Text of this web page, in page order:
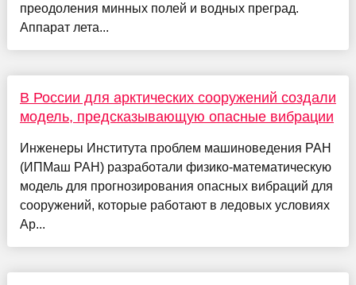
преодоления минных полей и водных преград.
Аппарат лета...
В России для арктических сооружений создали
модель, предсказывающую опасные вибрации
Инженеры Института проблем машиноведения РАН
(ИПМаш РАН) разработали физико-математическую
модель для прогнозирования опасных вибраций для
сооружений, которые работают в ледовых условиях
Ар...